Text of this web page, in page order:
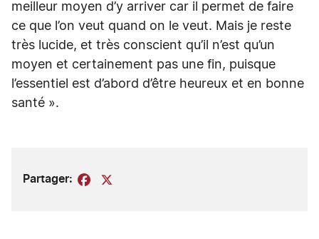
meilleur moyen d’y arriver car il permet de faire
ce que l’on veut quand on le veut. Mais je reste
très lucide, et très conscient qu’il n’est qu’un
moyen et certainement pas une fin, puisque
l’essentiel est d’abord d’être heureux et en bonne
santé ».
Partager: Facebook